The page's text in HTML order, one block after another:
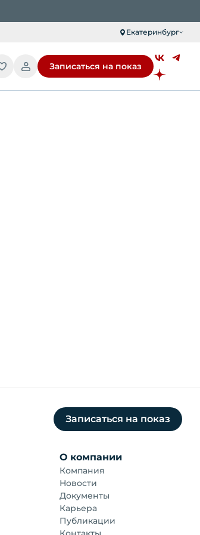
Екатеринбург
Записаться на показ
Записаться на показ
О компании
Компания
Новости
Документы
Карьера
Публикации